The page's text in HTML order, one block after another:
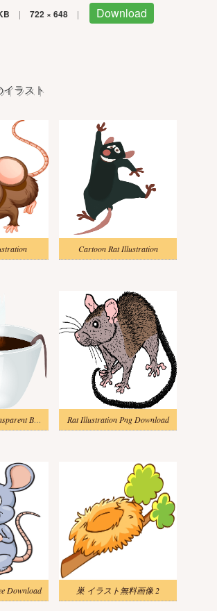
| 722 × 648 | Download
ラスト
Cartoon Rat Illustration
Rat Illustration Transparent Background Rat Illustration Png Download
Download 巣 イラスト無料画像 2